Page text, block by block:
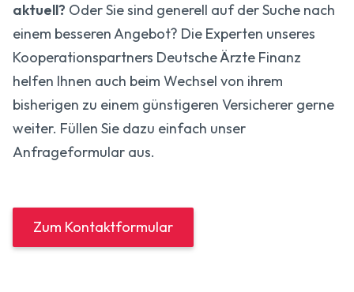
aktuell? Oder Sie sind generell auf der Suche nach
einem besseren Angebot? Die Experten unseres
Kooperationspartners Deutsche Ärzte Finanz
helfen Ihnen auch beim Wechsel von ihrem
bisherigen zu einem günstigeren Versicherer gerne
weiter. Füllen Sie dazu einfach unser
Anfrageformular aus.
Zum Kontaktformular